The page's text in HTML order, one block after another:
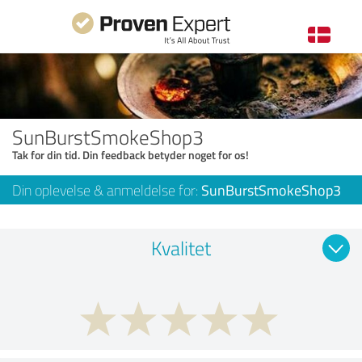
SunBurstSmokeShop3
Tak for din tid. Din feedback betyder noget for os!
Din oplevelse & anmeldelse for: SunBurstSmokeShop3
Kvalitet